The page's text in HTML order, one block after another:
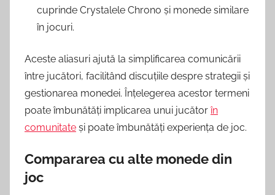
cuprinde Crystalele Chrono și monede similare
în jocuri.
Aceste aliasuri ajută la simplificarea comunicării
între jucători, facilitând discuțiile despre strategii și
gestionarea monedei. Înțelegerea acestor termeni
poate îmbunătăți implicarea unui jucător în
comunitate și poate îmbunătăți experiența de joc.
Compararea cu alte monede din
joc